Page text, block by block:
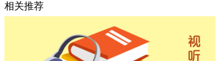
12345网上接诉即办
在线访谈 图说互动
相关推荐